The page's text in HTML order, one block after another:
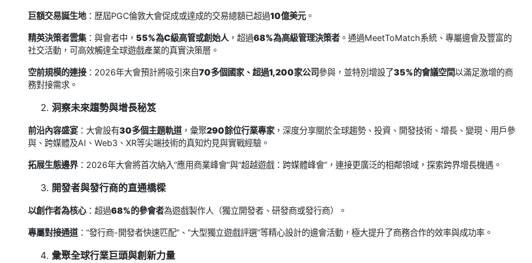
巨額交易誕生地：歷屆PGC倫敦大會促成或達成的交易總額已超過10億美元。
精英決策者雲集：與會者中， 55%為C級高管或創始人 ，超過68%為高級管理決策者。通過MeetToMatch系統、專屬邊會及豐富的
社交活動，可高效觸達全球遊戲產業的真實決策層。
空前規模的連接：2026年大會預計將吸引來自70多個國家、超過1,200家公司參與，並特別增設了35%的會議空間以滿足激增的商
務對接需求。
洞察未來趨勢與增長秘笈
前沿內容盛宴：大會設有30多個主題軌道，彙聚290餘位行業專家 ，深度分享關於全球趨勢、投資、開發技術、增長、變現、用戶參
與、跨媒體及AI、Web3、XR等尖端技術的真知灼見與實戰經驗。
拓展生態邊界：2026年大會將首次納入“應用商業峰會”與“超越遊戲：跨媒體峰會”，連接更廣泛的相鄰領域，探索跨界增長機遇。
開發者與發行商的直通橋樑
以創作者為核心：超過68%的參會者為遊戲製作人（獨立開發者、研發商或發行商）。
專屬對接通道：“發行商-開發者快速匹配”、“大型獨立遊戲評選”等精心設計的邊會活動，極大提升了商務合作的效率與成功率。
彙聚全球行業巨頭與創新力量